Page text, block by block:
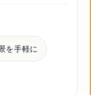
を手軽に